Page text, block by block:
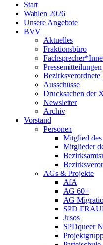
Start
Wahlen 2026
Unsere Angebote
BVV
Aktuelles
Fraktionsbüro
Pressemitteilungen
Bezirksverordnete
Ausschüsse
Drucksachen der
Newsletter
Archiv
Vorstand
Personen
Mitglied des
Mitglieder
AGs & Projekte
AfA
AG 60+
AG
SPD
Jusos
SPDqueer